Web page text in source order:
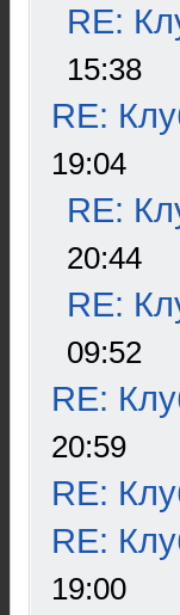
RE:
15:38
RE:
19:04
RE:
20:44
RE:
09:52
RE:
20:59
RE:
RE:
19:00